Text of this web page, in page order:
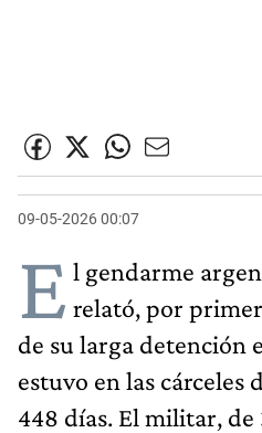
09-05-2026 00:07
E l gendarme
relató, por
de su larga detención
estuvo en las cárceles
448 días. El militar, de